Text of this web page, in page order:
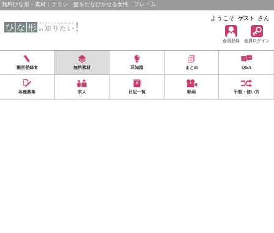
無料ひな形・素材：チラシ 髪をたなびかせる女性 フレーム
ようこそ ゲスト さん
会員登録 会員ログイン
雛形登録者 無料素材 豆知識 まとめ Q&A
各種募集 求人 日記一覧 動画 手順・使い方